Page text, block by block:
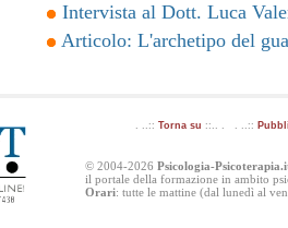
Intervista al Dott. Luca
Articolo: L'archetipo del
. ..::Torna su ::.. . . ..::
© 2004-2026 Psicologia-
il portale della formazione in ambito
Orari: tutte le mattine (dal lunedì al